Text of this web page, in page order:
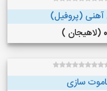
(پروفیل)
)
سازی